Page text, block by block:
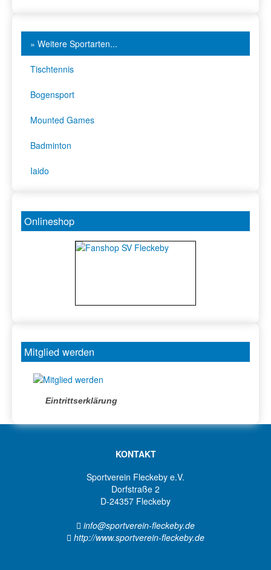
» Weitere Sportarten...
Tischtennis
Bogensport
Mounted Games
Badminton
Iaido
Onlineshop
Mitglied werden
Eintrittserklärung
KONTAKT
Sportverein Fleckeby e.V.
Dorfstraße 2
D-24357 Fleckeby
info@sportverein-fleckeby.de
http://www.sportverein-fleckeby.de